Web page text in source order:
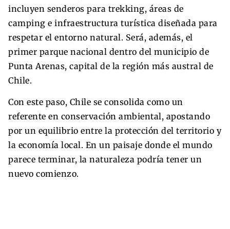
incluyen senderos para trekking, áreas de
camping e infraestructura turística diseñada para
respetar el entorno natural. Será, además, el
primer parque nacional dentro del municipio de
Punta Arenas, capital de la región más austral de
Chile.
Con este paso, Chile se consolida como un
referente en conservación ambiental, apostando
por un equilibrio entre la protección del territorio y
la economía local. En un paisaje donde el mundo
parece terminar, la naturaleza podría tener un
nuevo comienzo.